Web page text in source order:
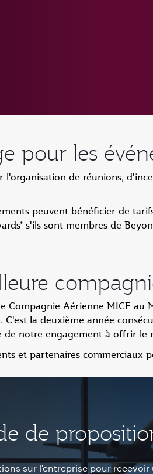
pour les
de réunions,
peuvent bénéficier de
s'ils sont membres de
Compagnie Aérienne MICE au
la deuxième année
de notre engagement à offrir le
et partenaires commerciaux
de
sur l'entreprise pour recevoir